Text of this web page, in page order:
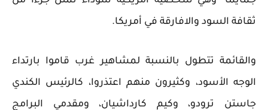
ثقافة السود والافارقة في أمريكا.
والقائمة تتطول بالنسبة لمشاهير غرب قاموا بارتداء
الوجه الأسود، وكثيرون منهم اعتذروا، كالرئيس الكندي
جاستن ترودو، وكيم كارداشيان، ومقدمي البرامج